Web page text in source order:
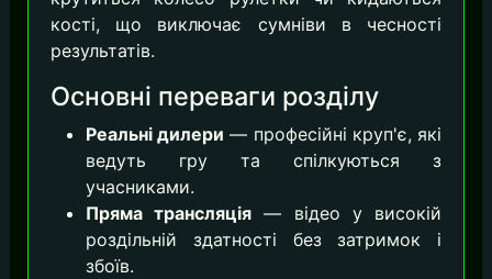
кості, що виключає сумніви в чесності
результатів.
Основні переваги розділу
Реальні дилери — професійні круп'є, які
ведуть гру та спілкуються з
учасниками.
Пряма трансляція — відео у високій
роздільній здатності без затримок і
збоїв.